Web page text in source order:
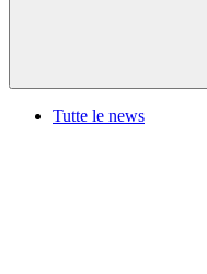
Tutte le news